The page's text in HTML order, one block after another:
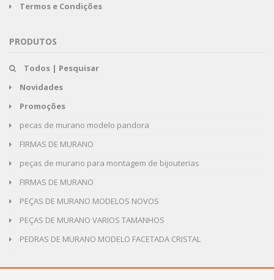
Termos e Condições
PRODUTOS
Todos | Pesquisar
Novidades
Promoções
pecas de murano modelo pandora
FIRMAS DE MURANO
peças de murano para montagem de bijouterias
FIRMAS DE MURANO
PEÇAS DE MURANO MODELOS NOVOS
PEÇAS DE MURANO VARIOS TAMANHOS
PEDRAS DE MURANO MODELO FACETADA CRISTAL